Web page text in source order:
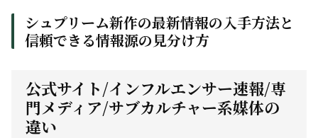
シュプリーム新作の最新情報の入手方法と
信頼できる情報源の見分け方
公式サイト/インフルエンサー速報/専
門メディア/サブカルチャー系媒体の
違い